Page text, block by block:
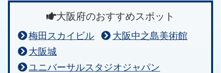
大阪府のおすすめスポット
梅田スカイビル
大阪中之島美術館
大阪城
ユニバーサルスタジオジャパン